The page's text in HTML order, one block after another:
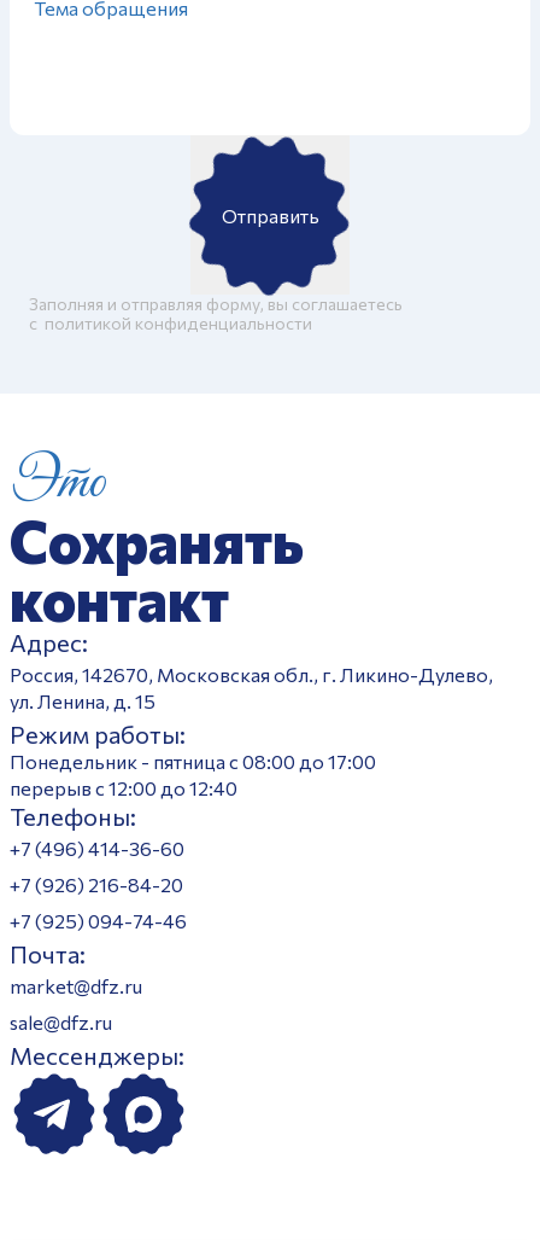
Отправить
Заполняя и отправляя форму, вы соглашаетесь
c политикой конфиденциальности
Это
Сохранять
контакт
Адрес:
Россия, 142670, Московская обл., г. Ликино-Дулево,
ул. Ленина, д. 15
Режим работы:
Понедельник - пятница с 08:00 до 17:00
перерыв с 12:00 до 12:40
Телефоны:
+7 (496) 414-36-60
+7 (926) 216-84-20
+7 (925) 094-74-46
Почта:
market@dfz.ru
sale@dfz.ru
Мессенджеры: